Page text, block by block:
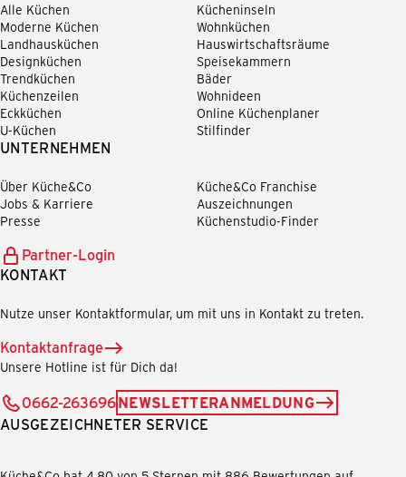
Alle Küchen
Moderne Küchen
Landhausküchen
Designküchen
Trendküchen
Küchenzeilen
Eckküchen
U-Küchen
Kücheninseln
Wohnküchen
Hauswirtschaftsräume
Speisekammern
Bäder
Wohnideen
Online Küchenplaner
Stilfinder
UNTERNEHMEN
Über Küche&Co
Jobs & Karriere
Presse
Küche&Co Franchise
Auszeichnungen
Küchenstudio-Finder
Partner-Login
KONTAKT
Nutze unser Kontaktformular, um mit uns in Kontakt zu treten.
Kontaktanfrage
Unsere Hotline ist für Dich da!
0662-263696NEWSLETTERANMELDUNG
AUSGEZEICHNETER SERVICE